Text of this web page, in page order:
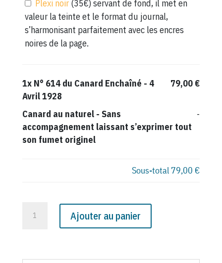
Plexi noir (35€) servant de fond, il met en
valeur la teinte et le format du journal,
s’harmonisant parfaitement avec les encres
noires de la page.
1x N° 614 du Canard Enchaîné - 4
Avril 1928
79,00 €
Canard au naturel- Sans
accompagnement laissant s’exprimer tout
son fumet originel
-
Sous-total 79,00 €
Ajouter au panier